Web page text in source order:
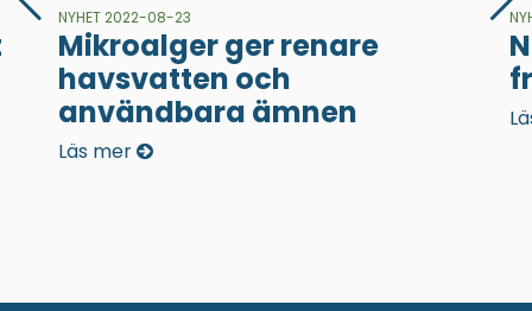
NYHET 2022-08-23
Mikroalger ger renare
havsvatten och
användbara ämnen
Läs mer